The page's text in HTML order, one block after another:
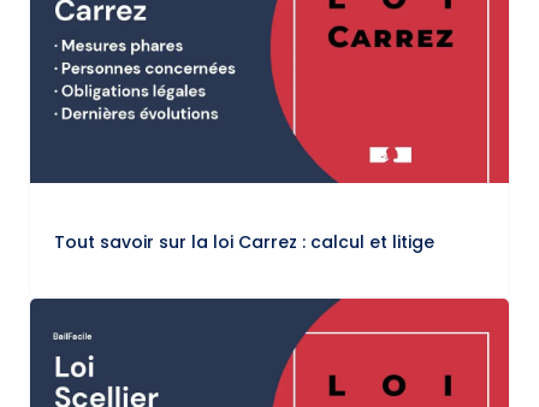
Tout savoir sur la loi Carrez : calcul et litige